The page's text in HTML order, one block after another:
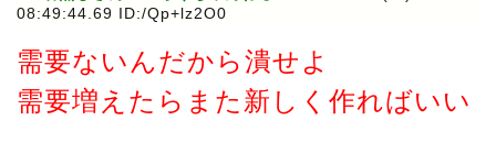
08:49:44.69 ID:/Qp+lz2O0
需要ないんだから潰せよ
需要増えたらまた新しく作ればいい